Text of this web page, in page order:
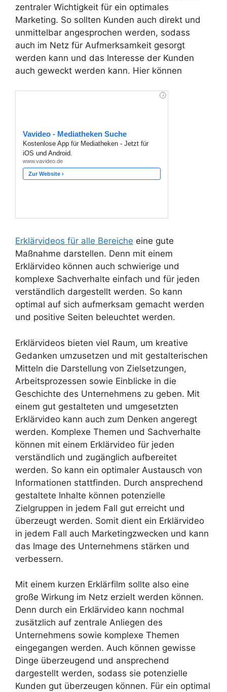
zentraler Wichtigkeit für ein optimales
Marketing. So sollten Kunden auch direkt und
unmittelbar angesprochen werden, sodass
auch im Netz für Aufmerksamkeit gesorgt
werden kann und das Interesse der Kunden
auch geweckt werden kann. Hier können
Erklärvideos für alle Bereiche eine gute
Maßnahme darstellen. Denn mit einem
Erklärvideo können auch schwierige und
komplexe Sachverhalte einfach und für jeden
verständlich dargestellt werden. So kann
optimal auf sich aufmerksam gemacht werden
und positive Seiten beleuchtet werden.
Erklärvideos bieten viel Raum, um kreative
Gedanken umzusetzen und mit gestalterischen
Mitteln die Darstellung von Zielsetzungen,
Arbeitsprozessen sowie Einblicke in die
Geschichte des Unternehmens zu geben. Mit
einem gut gestalteten und umgesetzten
Erklärvideo kann auch zum Denken angeregt
werden. Komplexe Themen und Sachverhalte
können mit einem Erklärvideo für jeden
verständlich und zugänglich aufbereitet
werden. So kann ein optimaler Austausch von
Informationen stattfinden. Durch ansprechend
gestaltete Inhalte können potenzielle
Zielgruppen in jedem Fall gut erreicht und
überzeugt werden. Somit dient ein Erklärvideo
in jedem Fall auch Marketingzwecken und kann
das Image des Unternehmens stärken und
verbessern.
Mit einem kurzen Erklärfilm sollte also eine
große Wirkung im Netz erzielt werden können.
Denn durch ein Erklärvideo kann nochmal
zusätzlich auf zentrale Anliegen des
Unternehmens sowie komplexe Themen
eingegangen werden. Auch können gewisse
Dinge überzeugend und ansprechend
dargestellt werden, sodass sie potenzielle
Kunden gut überzeugen können. Für ein optimal